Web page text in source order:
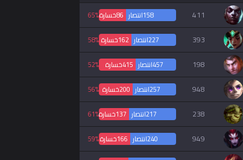
411
158انتصار 86خسارة65%
393
227انتصار 162خسارة 58%
198
457انتصار 415خسارة 52%
948
257انتصار 200خسارة 56%
238
217انتصار 137خسارة61%
949
240انتصار 166خسارة59%